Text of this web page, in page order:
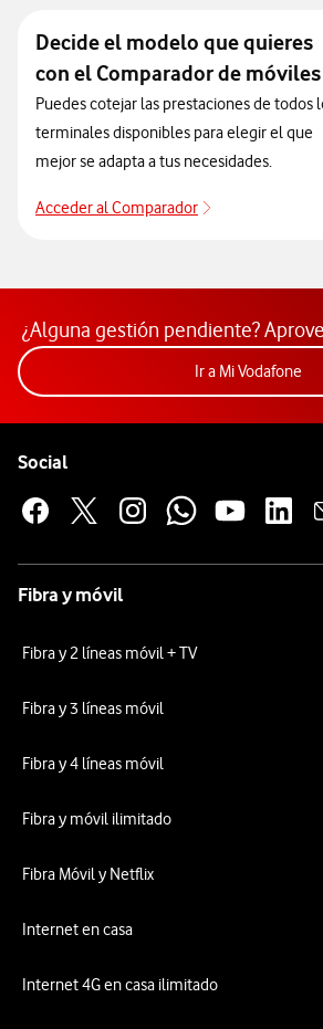
Decide el modelo que quieres
con el Comparador de móviles
Puedes cotejar las prestaciones de todos
terminales disponibles para elegir el que
mejor se adapta a tus necesidades.
Acceder al Comparador
Acceder al
¿Alguna gestión pendiente?
Ir a Mi Vodafone
Social
Fibra y móvil
Fibra y 2 líneas móvil + TV
Fibra y 3 líneas móvil
Fibra y 4 líneas móvil
Fibra y móvil ilimitado
Fibra Móvil y Netflix
Internet en casa
Internet 4G en casa ilimitado